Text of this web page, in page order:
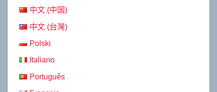
中文 (中国)
中文 (台灣)
Polski
Italiano
Português